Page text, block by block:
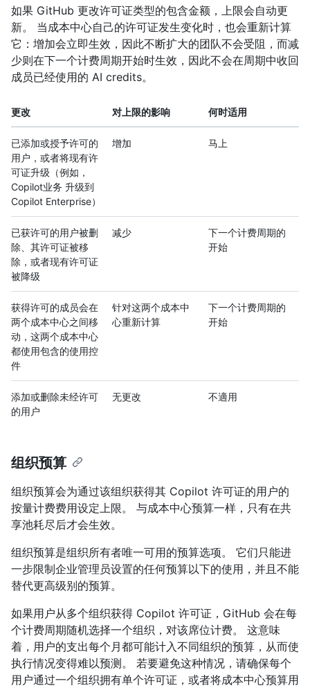
如果 GitHub 更改许可证类型的包含金额，上限会自动更
新。 当成本中心自己的许可证发生变化时，也会重新计算
它：增加会立即生效，因此不断扩大的团队不会受阻，而减
少则在下一个计费周期开始时生效，因此不会在周期中收回
成员已经使用的 AI credits。
更改 对上限的影响 何时适用
已添加或授予许可的
用户，或者将现有许
可证升级（例如，
Copilot业务 升级到
Copilot Enterprise）
增加 马上
已获许可的用户被删
除、其许可证被移
除，或者现有许可证
被降级
减少
下一个计费周期的
开始
获得许可的成员会在
两个成本中心之间移
动，这两个成本中心
都使用包含的使用控
件
针对这两个成本中
心重新计算
下一个计费周期的
开始
添加或删除未经许可
的用户
无更改 不適用
组织预算
组织预算会为通过该组织获得其 Copilot 许可证的用户的
按量计费费用设定上限。 与成本中心预算一样，只有在共
享池耗尽后才会生效。
组织预算是组织所有者唯一可用的预算选项。 它们只能进
一步限制企业管理员设置的任何预算以下的使用，并且不能
替代更高级别的预算。
如果用户从多个组织获得 Copilot 许可证，GitHub 会在每
个计费周期随机选择一个组织，对该席位计费。 这意味
着，用户的支出每个月都可能计入不同组织的预算，从而使
执行情况变得难以预测。 若要避免这种情况，请确保每个
用户通过一个组织拥有单个许可证，或者将成本中心预算用